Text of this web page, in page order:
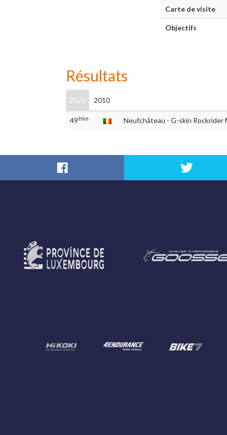
Carte de visite
Objectifs
Résultats
2022 2010
49ème Neufchâteau - G-skin Rockrider